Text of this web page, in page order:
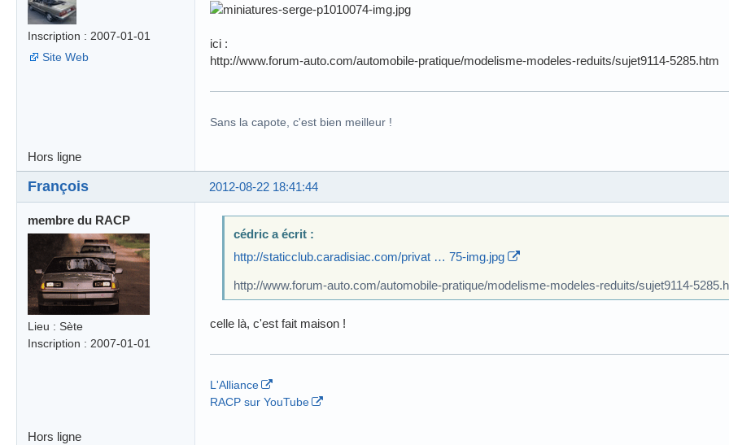
Inscription : 2007-01-01
Site Web
ici :
http://www.forum-auto.com/automobile-pratique/modelisme-modeles-reduits/sujet9114-5285.htm
Sans la capote, c'est bien meilleur !
Hors ligne
2012-08-22 18:41:44
François
membre du RACP
Lieu : Sète
Inscription : 2007-01-01
cédric a écrit :
http://staticclub.caradisiac.com/privat … 75-img.jpg
http://www.forum-auto.com/automobile-pratique/modelisme-modeles-reduits/sujet9114-
celle là, c'est fait maison !
L'Alliance
RACP sur YouTube
Hors ligne